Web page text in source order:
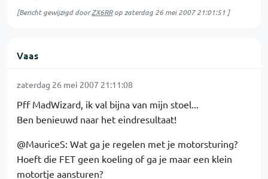
[Bericht gewijzigd doorZX6RRop zaterdag 26 mei 2007 21:01:51 ]
Vaas
zaterdag 26 mei 2007 21:11:08
Pff MadWizard, ik val bijna van mijn stoel...
Ben benieuwd naar het eindresultaat!
@MauriceS: Wat ga je regelen met je motorsturing?
Hoeft die FET geen koeling of ga je maar een klein
motortje aansturen?